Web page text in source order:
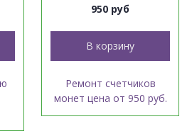
950 руб
В корзину
Ремонт счетчиков
монет цена от 950 руб.